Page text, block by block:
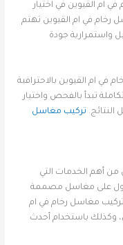
ام القيوين في اختيار
رخام في ام القيوين تهتم
واستمرارية جودة
ام القيوين بالاحترافية
تبدأ بالفحص واختيار
تركيب مغاسل
أهم الخدمات التي
على مغاسل مصممة
مغاسل رخام في ام
وكذلك باستخدام أحدث